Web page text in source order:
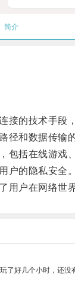
简介
的技术手段，
和数据传输的
括在线游戏、
的隐私安全。
户在网络世
了好几个小时，还没